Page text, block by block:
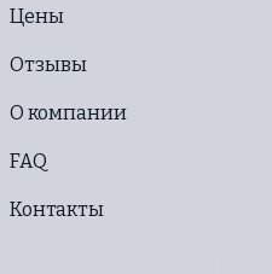
Цены
Отзывы
О компании
FAQ
Контакты